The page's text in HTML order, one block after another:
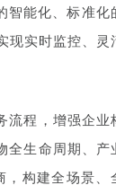
智能化、标准化
现实时监控、灵
流程，增强企业
全生命周期、产
，构建全场景、